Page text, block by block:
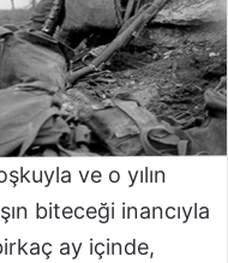
ve o yılın
biteceği inancıyla
ay içinde,